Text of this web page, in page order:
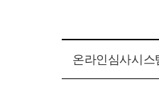
온라인심사시스